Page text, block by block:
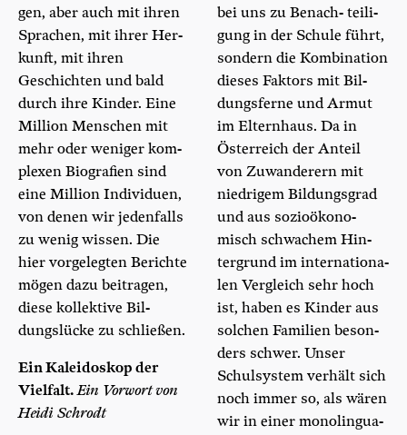
gen, aber auch mit ihren
Spra­chen, mit ihrer Her­
kunft, mit ihren
Geschich­ten und bald
durch ihre Kin­der. Eine
Mil­li­on Men­schen mit
mehr oder weni­ger kom­
ple­xen Bio­gra­fien sind
eine Mil­li­on Indi­vi­du­en,
von denen wir jeden­falls
zu wenig wis­sen. Die
hier vor­ge­leg­ten Berich­te
mögen dazu bei­tra­gen,
die­se kol­lek­ti­ve Bil­
dungs­lü­cke zu schließen.
Ein Kalei­do­skop der
Viel­falt. Ein Vor­wort von
Hei­di Schrodt
bei uns zu Ben­ach- teil­i­
gung in der Schu­le führt,
son­dern die Kom­bi­na­ti­on
die­ses Fak­tors mit Bil­
dungs­fer­ne und Armut
im Eltern­haus. Da in
Öster­reich der Anteil
von Zuwan­de­rern mit
nied­ri­gem Bil­dungs­grad
und aus sozio­öko­no­
misch schwa­chem Hin­
ter­grund im inter­na­tio­na­
len Ver­gleich sehr hoch
ist, haben es Kin­der aus
sol­chen Fami­li­en beson­
ders schwer. Unser
Schul­sys­tem ver­hält sich
noch immer so, als wären
wir in einer mono­lin­gua­